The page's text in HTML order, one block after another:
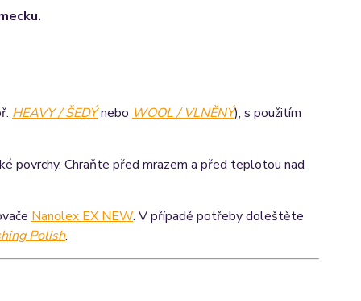
HEAVY / ŠEDÝnebo WOOL / VLNĚNÝ), s použitím
povrchy. Chraňte před mrazem a před teplotou nad
Nanolex EX NEW. V případě potřeby doleštěte
Polish.